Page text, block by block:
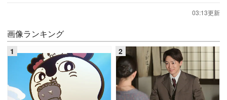
03:13更新
画像ランキング